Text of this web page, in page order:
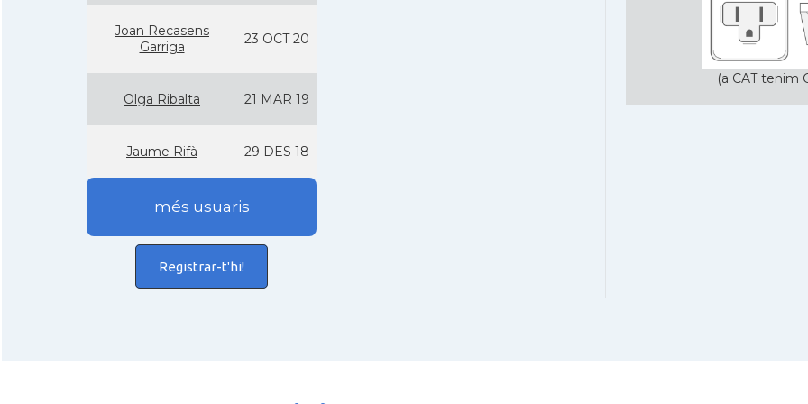
Joan Recasens
Garriga
23 OCT 20
Olga Ribalta 21 MAR 19
Jaume Rifà 29 DES 18
més usuaris
Registrar-t'hi!
(a CAT tenim